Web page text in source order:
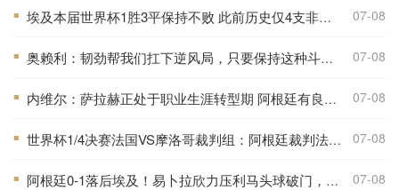
■ 埃及本届世界杯1胜3平保持不败 此前历史仅4支非洲球队能打进八强 07-08
■ 奥赖利：韧劲帮我们扛下逆风局，只要保持这种斗志没人能阻挡我们 07-08
■ 内维尔：萨拉赫正处于职业生涯转型期 阿根廷有良好的化学反应 07-08
■ 世界杯1/4决赛法国VS摩洛哥裁判组：阿根廷裁判法昆多·特略主哨 07-08
■ 阿根廷0-1落后埃及！易卜拉欣力压利马头球破门，阿提亚助攻 07-08